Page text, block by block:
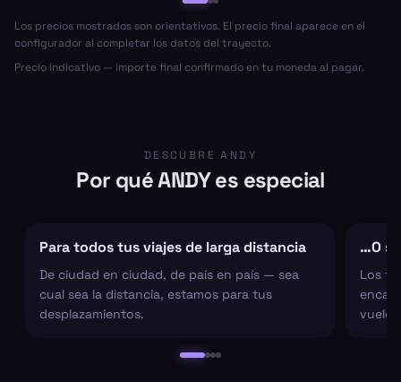
Los precios mostrados son orientativos. El precio final aparece en el
configurador al completar los datos del trayecto.
Precio indicativo — importe final confirmado en tu moneda al pagar.
DESCUBRE ANDY
Por qué ANDY es especial
Para todos tus viajes de larga distancia
De ciudad en ciudad, de país en país — sea
cual sea la distancia, estamos para tus
desplazamientos.
…O
Los
vuelo